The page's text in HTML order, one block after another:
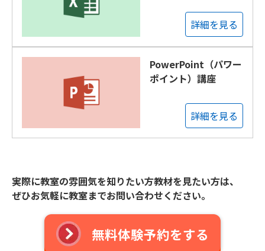
詳細を見る
PowerPoint（パワー
ポイント）講座
詳細を見る
実際に教室の雰囲気を知りたい方教材を見たい方は、
ぜひお気軽に教室までお問い合わせください。
無料体験予約をする